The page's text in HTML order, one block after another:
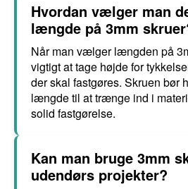
Hvordan vælger man
længde på 3mm
Når man vælger længden på
vigtigt at tage højde for
der skal fastgøres. Skruen bør
længde til at trænge ind i
solid fastgørelse.
Kan man bruge 3mm
udendørs projekter?